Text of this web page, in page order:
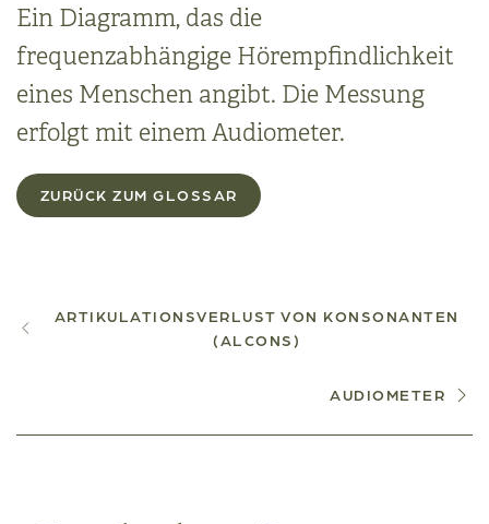
Ein Diagramm, das die
frequenzabhängige Hörempfindlichkeit
eines Menschen angibt. Die Messung
erfolgt mit einem Audiometer.
ZURÜCK ZUM GLOSSAR
ARTIKULATIONSVERLUST VON KONSONANTEN
(ALCONS)
AUDIOMETER